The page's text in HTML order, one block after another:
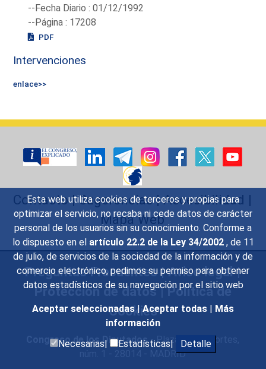
Esta web utiliza cookies de terceros y propias para
optimizar el servicio, no recaba ni cede datos de carácter
personal de los usuarios sin su conocimiento. Conforme a
lo dispuesto en el artículo 22.2 de la Ley 34/2002 , de 11
de julio, de servicios de la sociedad de la información y de
comercio electrónico, pedimos su permiso para obtener
datos estadísticos de su navegación por el sitio web
Aceptar seleccionadas | Aceptar todas | Más
información
Necesarias|
Estadísticas| Detalle
--Fecha Diario : 01/12/1992
--Página : 17208
PDF
Intervenciones
enlace>>
Contacto|Sugerencias|Accesibilidad |
Mapa Web
Preguntas Frecuentes|Aviso legal|
Protección de datos|Política de
Cookies
Congreso de los Diputados- Plaza de las Cortes,
núm. 1 - 28014 - MADRID